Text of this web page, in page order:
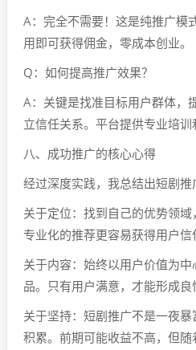
A：完全不需要！这是纯推广模
用即可获得佣金，零成本创业。
Q：如何提高推广效果？
A：关键是找准目标用户群体，
立信任关系。平台提供专业培训
八、成功推广的核心心得
经过深度实践，我总结出短剧推
关于定位：找到自己的优势领域
专业化的推荐更容易获得用户信
关于内容：始终以用户价值为
品。只有用户满意，才能形成良
关于坚持：短剧推广不是一夜
积累。前期可能收益不高，但